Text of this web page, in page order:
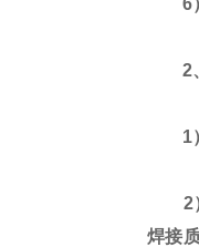
6）
2、
1）
2）
焊接